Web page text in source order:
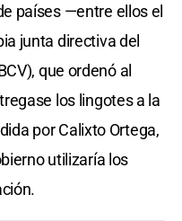
países —entre ellos el
junta directiva del
que ordenó al
los lingotes a la
por Calixto Ortega,
utilizaría los